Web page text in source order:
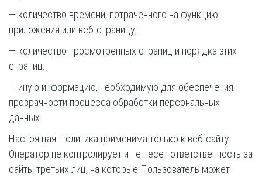
— количество времени, потраченного на функцию
приложения или веб-страницу;
— количество просмотренных страниц и порядка этих
страниц.
— иную информацию, необходимую для обеспечения
прозрачности процесса обработки персональных
данных.
Настоящая Политика применима только к веб-сайту.
Оператор не контролирует и не несет ответственность за
сайты третьих лиц, на которые Пользователь может